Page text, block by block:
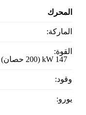
المحرك
الماركة:
القوة:
147 kW (200 حصان)
وقود:
يورو: